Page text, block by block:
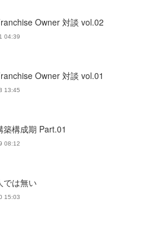
Owner 対談 vol.02
04:39
Owner 対談 vol.01
13:45
築構成期 Part.01
08:12
では無い
15:03